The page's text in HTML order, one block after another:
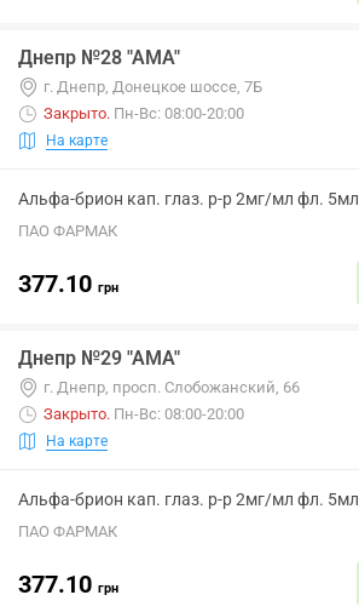
Днепр №28 "АМА"
г. Днепр, Донецкое шоссе, 7Б
Закрыто. Пн-Вс: 08:00-20:00
На карте
Альфа-брион кап. глаз. р-р 2мг/мл фл. 5мл
ПАО ФАРМАК
377.10 грн
Днепр №29 "АМА"
г. Днепр, просп. Слобожанский, 66
Закрыто. Пн-Вс: 08:00-20:00
На карте
Альфа-брион кап. глаз. р-р 2мг/мл фл. 5мл
ПАО ФАРМАК
377.10 грн